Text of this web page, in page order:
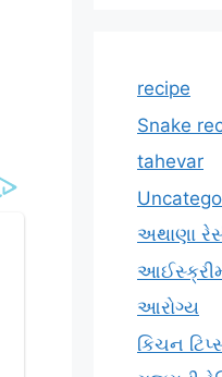
recipe
Snake
tahevar
અથાણા
આરોગ્ય
કિચન